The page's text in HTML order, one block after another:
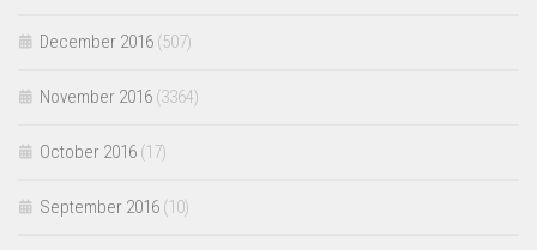
December 2016 (507)
November 2016 (3364)
October 2016 (17)
September 2016 (10)